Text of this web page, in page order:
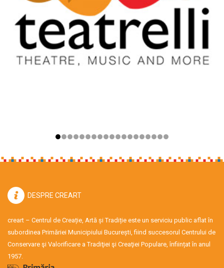
DESPRE CREART
creart – Centrul de Creație, Artă și Tradiție este un serviciu public aflat în
subordinea Primăriei Municipiului București, fiind succesorul Centrului de
Conservare şi Valorificare a Tradiţiei şi Creaţiei Populare, înființat în anul
1957.